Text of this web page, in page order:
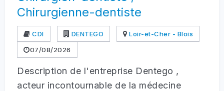
Chirurgienne-dentiste
CDI DENTEGO
Loir-et-Cher - Blois
07/08/2026
Description de l'entreprise Dentego ,
acteur incontournable de la médecine